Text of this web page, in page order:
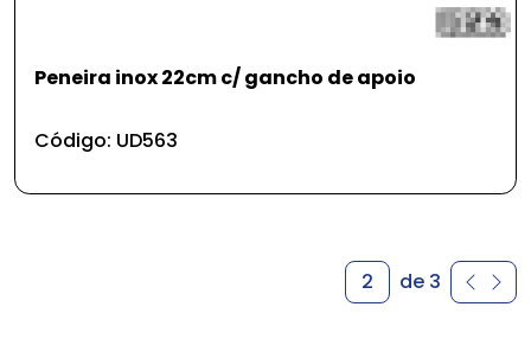
Peneira inox 22cm c/ gancho de apoio
Código: UD563
2 de 3